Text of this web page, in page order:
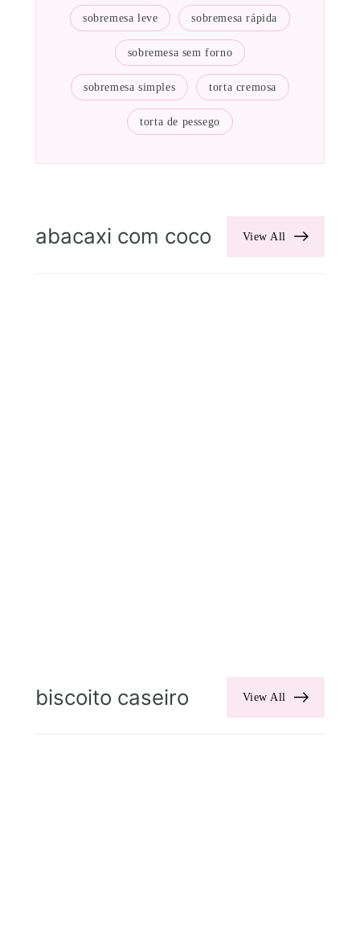
sobremesa leve sobremesa rápida
sobremesa sem forno
sobremesa simples torta cremosa
torta de pessego
abacaxi com coco View All
biscoito caseiro View All